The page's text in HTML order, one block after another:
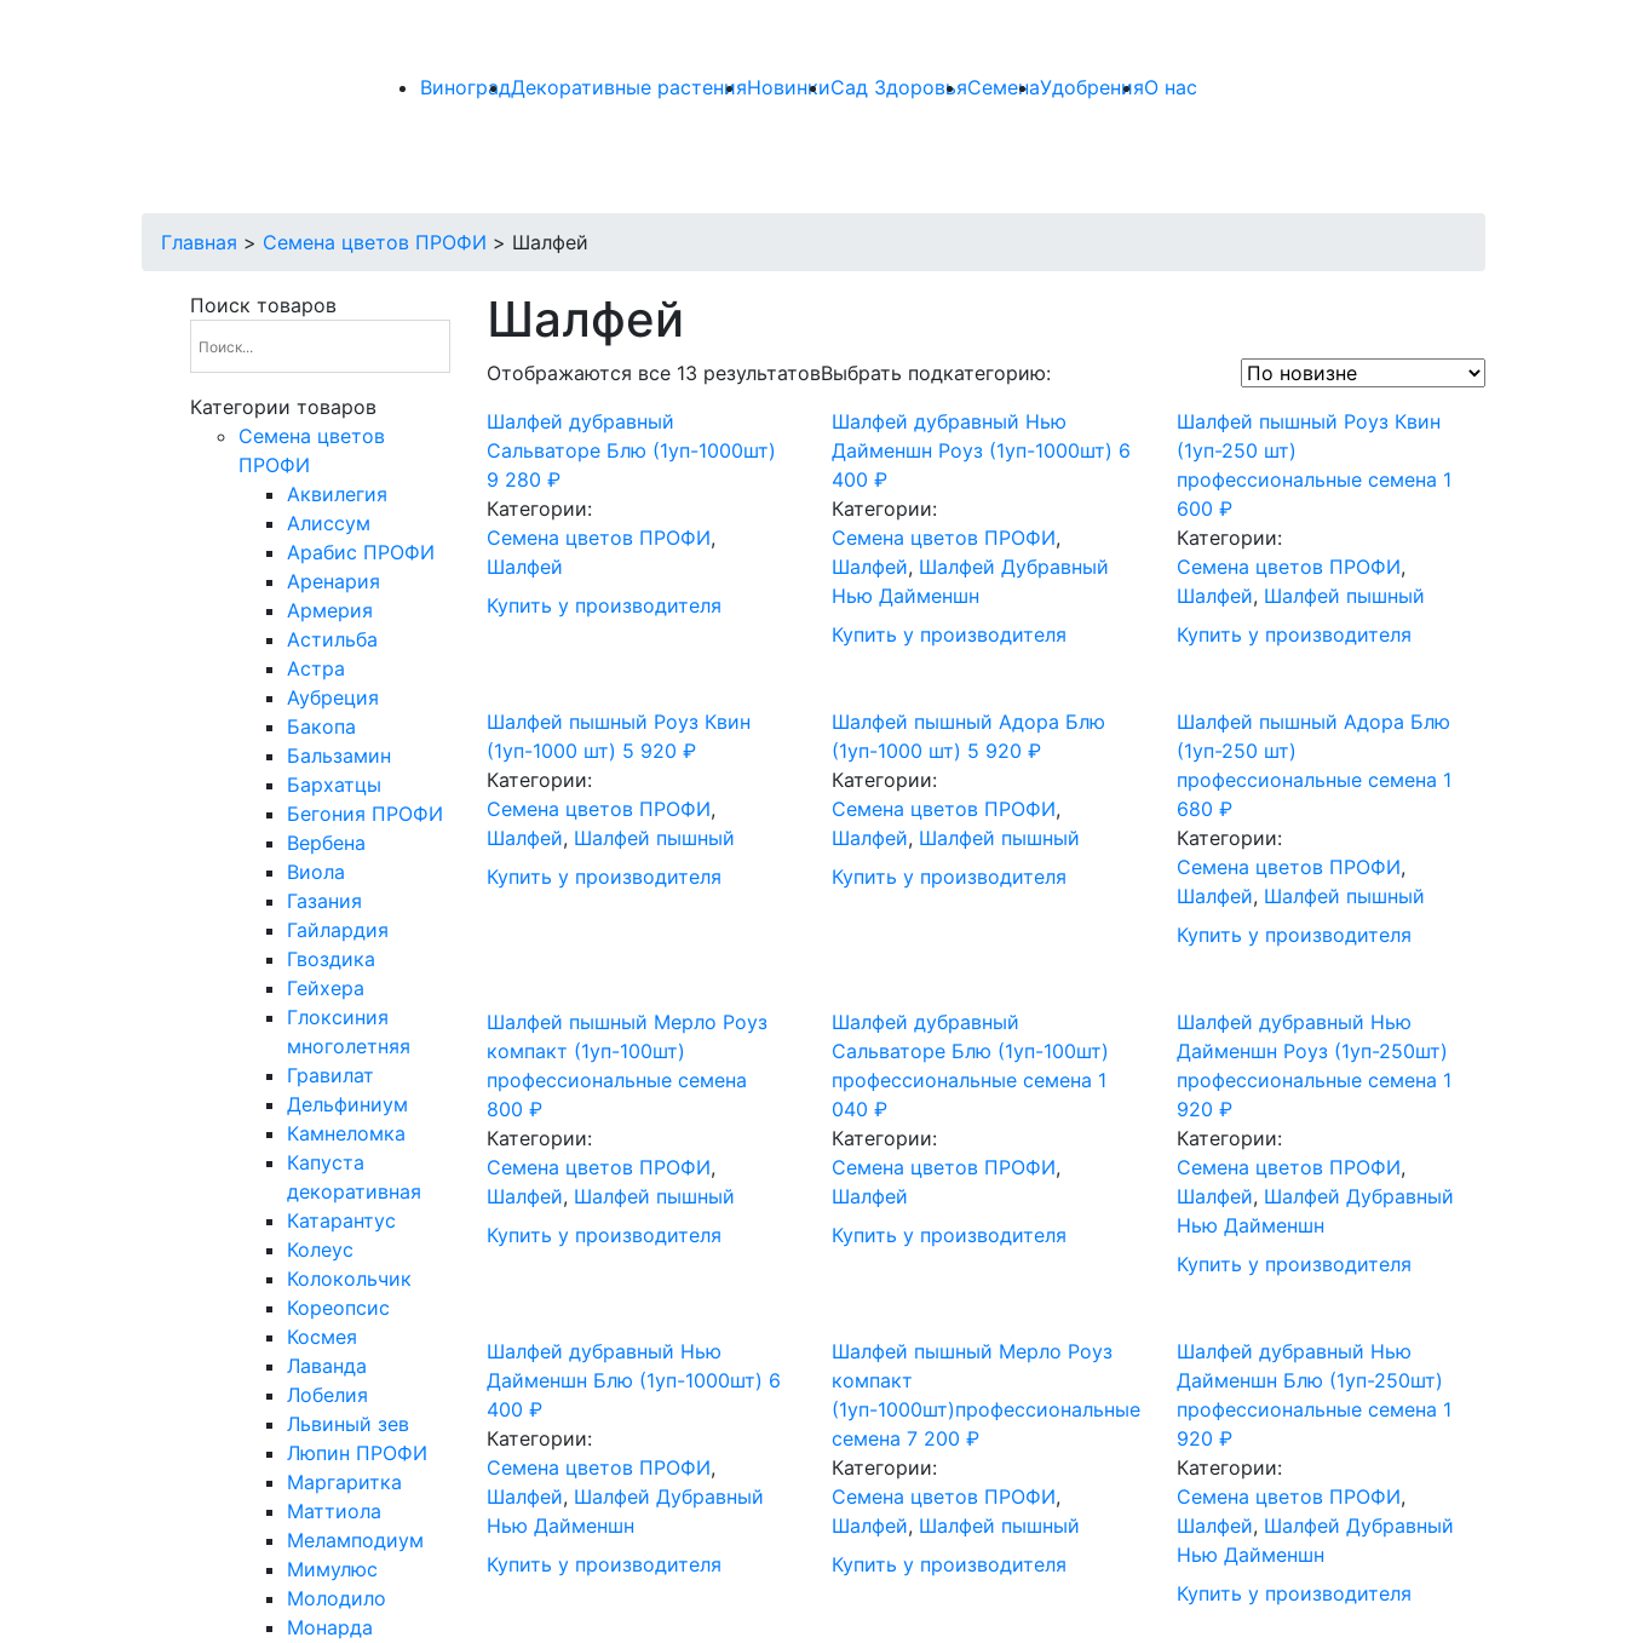
ВиноградДекоративные растенияНовинкиСад ЗдоровьяСеменаУдобренияО нас
Главная > Cемена цветов ПРОФИ > Шалфей
Поиск товаров
Категории товаров
Cемена цветов
ПРОФИ
Аквилегия
Алиссум
Арабис ПРОФИ
Аренария
Армерия
Астильба
Астра
Аубреция
Бакопа
Бальзамин
Бархатцы
Бегония ПРОФИ
Вербена
Виола
Газания
Гайлардия
Гвоздика
Гейхера
Глоксиния
многолетняя
Гравилат
Дельфиниум
Камнеломка
Капуста
декоративная
Катарантус
Колеус
Колокольчик
Кореопсис
Космея
Лаванда
Лобелия
Львиный зев
Люпин ПРОФИ
Маргаритка
Маттиола
Меламподиум
Мимулюс
Молодило
Монарда
Шалфей
Отображаются все 13 результатовВыбрать подкатегорию:
Шалфей дубравный
Сальваторе Блю (1уп-1000шт)
9 280 ₽
Категории:
Cемена цветов ПРОФИ,
Шалфей
Купить у производителя
Шалфей дубравный Нью
Дайменшн Роуз (1уп-1000шт) 6
400₽
Категории:
Cемена цветов ПРОФИ,
Шалфей, Шалфей Дубравный
Нью Дайменшн
Купить у производителя
Шалфей пышный Роуз Квин
(1уп-250 шт)
профессиональные семена 1
600₽
Категории:
Cемена цветов ПРОФИ,
Шалфей, Шалфей пышный
Купить у производителя
Шалфей пышный Роуз Квин
(1уп-1000 шт) 5 920 ₽
Категории:
Cемена цветов ПРОФИ,
Шалфей, Шалфей пышный
Купить у производителя
Шалфей пышный Адора Блю
(1уп-1000 шт) 5 920₽
Категории:
Cемена цветов ПРОФИ,
Шалфей, Шалфей пышный
Купить у производителя
Шалфей пышный Адора Блю
(1уп-250 шт)
профессиональные семена 1
680₽
Категории:
Cемена цветов ПРОФИ,
Шалфей, Шалфей пышный
Купить у производителя
Шалфей пышный Мерло Роуз
компакт (1уп-100шт)
профессиональные семена
800 ₽
Категории:
Cемена цветов ПРОФИ,
Шалфей, Шалфей пышный
Купить у производителя
Шалфей дубравный
Сальваторе Блю (1уп-100шт)
профессиональные семена 1
040₽
Категории:
Cемена цветов ПРОФИ,
Шалфей
Купить у производителя
Шалфей дубравный Нью
Дайменшн Роуз (1уп-250шт)
профессиональные семена 1
920₽
Категории:
Cемена цветов ПРОФИ,
Шалфей, Шалфей Дубравный
Нью Дайменшн
Купить у производителя
Шалфей дубравный Нью
Дайменшн Блю (1уп-1000шт) 6
400 ₽
Категории:
Cемена цветов ПРОФИ,
Шалфей, Шалфей Дубравный
Нью Дайменшн
Купить у производителя
Шалфей пышный Мерло Роуз
компакт
(1уп-1000шт)профессиональные
семена 7 200₽
Категории:
Cемена цветов ПРОФИ,
Шалфей, Шалфей пышный
Купить у производителя
Шалфей дубравный Нью
Дайменшн Блю (1уп-250шт)
профессиональные семена 1
920₽
Категории:
Cемена цветов ПРОФИ,
Шалфей, Шалфей Дубравный
Нью Дайменшн
Купить у производителя